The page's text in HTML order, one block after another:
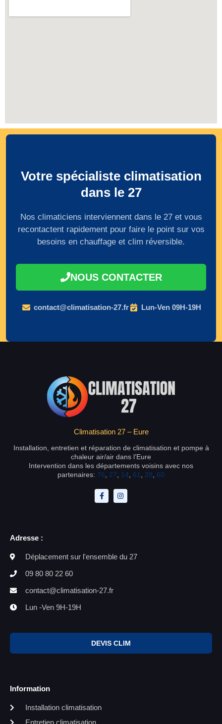
Votre spécialiste climatisation
dans le 27
Nos climaticiens interviennent dans le 27 et vous
recontactent rapidement pour faire le point sur vos
besoins en chauffage et clim réversible.
NOUS CONTACTER
contact@climatisation-27.fr Lun-Ven 09H-19H
Climatisation 27 – Eure
Installation, entretien et réparation de climatisation et pompe à
chaleur air/air dans l’Eure
Intervention dans les départements voisins avec nos
partenaires: 76 27 14 61 28 60
Adresse :
Déplacement sur l'ensemble du 27
09 80 80 22 60
contact@climatisation-27.fr
Lun -Ven 9H-19H
DEVIS CLIM
Information
Installation climatisation
Entretien climatisation